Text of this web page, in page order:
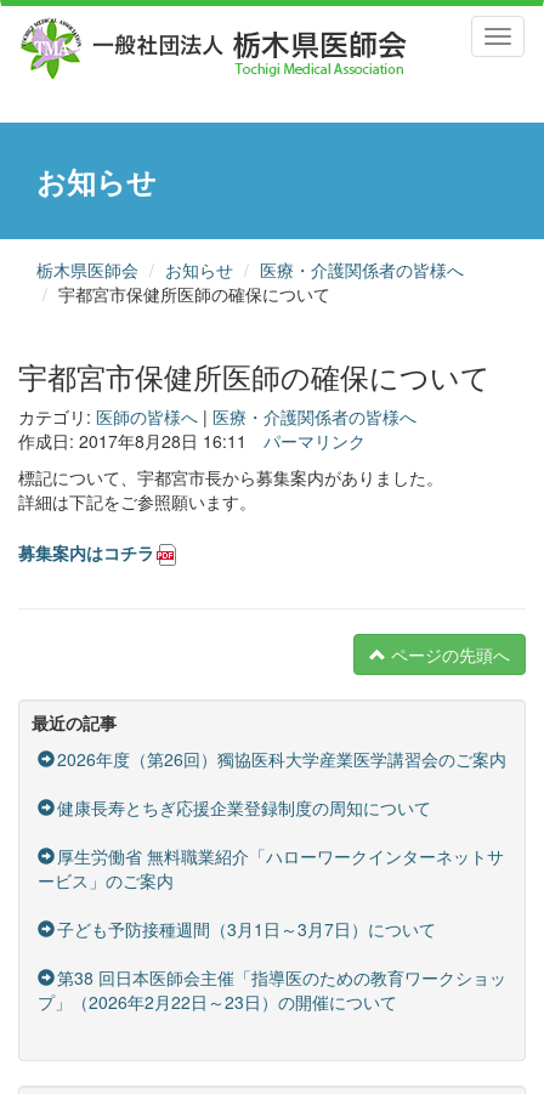
お知らせ
栃木県医師会 お知らせ
医療・介護関係者の皆様へ
宇都宮市保健所医師の確保について
宇都宮市保健所医師の確保について
カテゴリ: 医師の皆様へ | 医療・介護関係者の皆様へ
作成日: 2017年8月28日 16:11
パーマリンク
標記について、宇都宮市長から募集案内がありました。
詳細は下記をご参照願います。
募集案内はコチラ
ページの先頭へ
最近の記事
2026年度（第26回）獨協医科大学産業医学講習会のご案内
健康長寿とちぎ応援企業登録制度の周知について
厚生労働省 無料職業紹介「ハローワークインターネットサ
ービス」のご案内
子ども予防接種週間（3月1日～3月7日）について
第38 回日本医師会主催「指導医のための教育ワークショッ
プ」（2026年2月22日～23日）の開催について